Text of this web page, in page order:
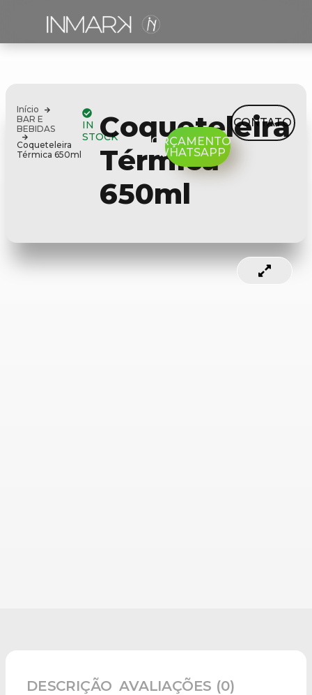
Início
BAR E
BEBIDAS
Coqueteleira
Térmica 650ml
IN
STOCKCoqueteleira
Térmica
650ml
ORÇAMENTO
WHATSAPP
CONTATO
DESCRIÇÃO AVALIAÇÕES (0)